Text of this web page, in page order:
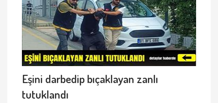
Eşini darbedip bıçaklayan zanlı
tutuklandı